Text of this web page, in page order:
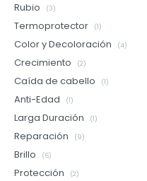
Rubio (3)
Termoprotector (1)
Color y Decoloración (4)
Crecimiento (2)
Caída de cabello (1)
Anti-Edad (1)
Larga Duración (1)
Reparación (9)
Brillo (6)
Protección (2)